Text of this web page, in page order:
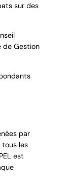
sur des
de Gestion
par
tous les
est